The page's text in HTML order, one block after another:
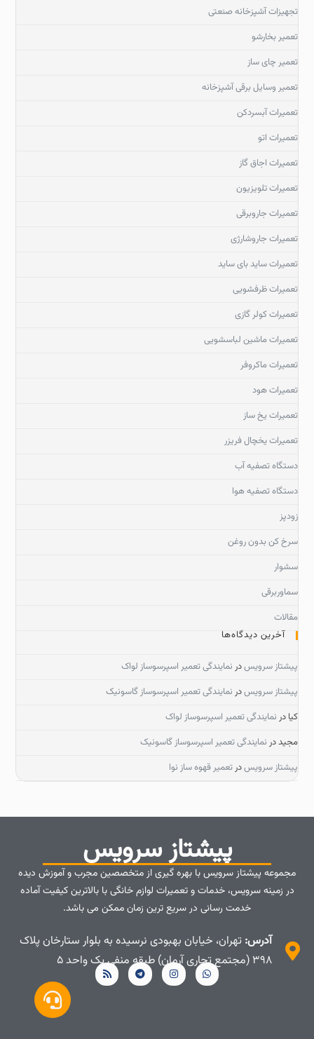
تجهیزات آشپزخانه صنعتی
تعمیر بخارشو
تعمیر چای ساز
تعمیر وسایل برقی آشپزخانه
تعمیرات آبسردکن
تعمیرات اتو
تعمیرات اجاق گاز
تعمیرات تلویزیون
تعمیرات جاروبرقی
تعمیرات جاروشارژی
تعمیرات ساید بای ساید
تعمیرات ظرفشویی
تعمیرات کولر گازی
تعمیرات ماشین لباسشویی
تعمیرات ماکروفر
تعمیرات هود
تعمیرات یخ ساز
تعمیرات یخچال فریزر
دستگاه تصفیه آب
دستگاه تصفیه هوا
زودپز
سرخ کن بدون روغن
سشوار
سماوربرقی
مقالات
آخرین دیدگاه‌ها
پیشتاز سرویسدر نمایندگی تعمیر اسپرسوساز لواک
پیشتاز سرویسدر نمایندگی تعمیر اسپرسوساز گاسونیک
کیا در نمایندگی تعمیر اسپرسوساز لواک
مجیددر نمایندگی تعمیر اسپرسوساز گاسونیک
پیشتاز سرویسدرتعمیر قهوه ساز نوا
پیشتاز سرویس
مجموعه پیشتاز سرویس با بهره گیری از متخصصین مجرب و آموزش دیده
در زمینه سرویس، خدمات و تعمیرات لوازم خانگی با بالاترین کیفیت آماده
خدمت رسانی در سریع ترین زمان ممکن می باشد.
آدرس: تهران، خیابان بهبودی نرسیده به بلوار ستارخان پلاک
۳۹۸ (مجتمع تجاری آرمان) طبقه منفی یک واحد ۵